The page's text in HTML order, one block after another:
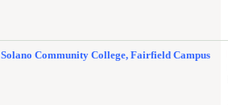
Solano Community College, Fairfield Campus